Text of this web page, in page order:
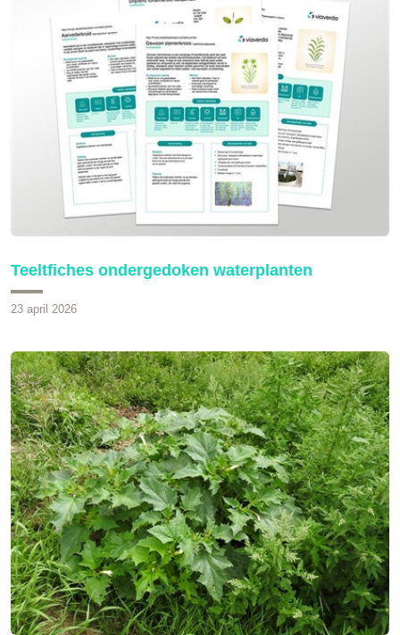
Teeltfiches ondergedoken waterplanten
23 april 2026